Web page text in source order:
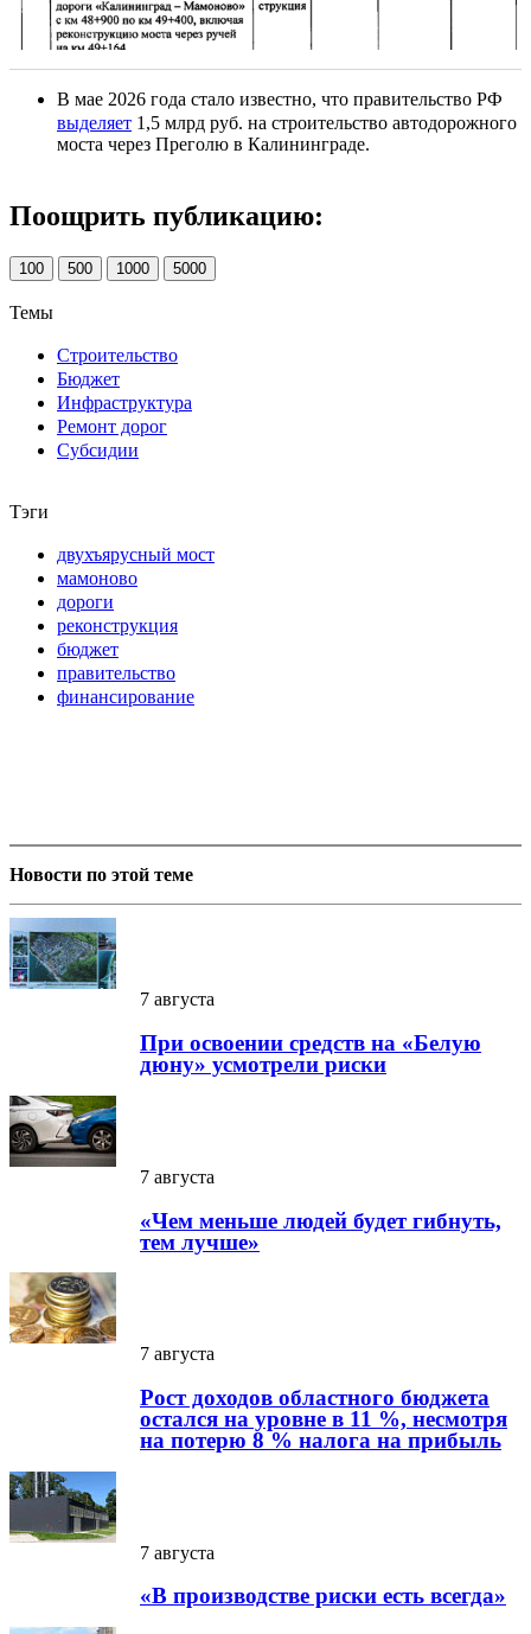
В мае 2026 года стало известно, что правительство РФ
выделяет 1,5 млрд руб. на строительство автодорожного
моста через Преголю в Калининграде.
Поощрить публикацию:
100 500 1000 5000
Темы
Строительство
Бюджет
Инфраструктура
Ремонт дорог
Субсидии
Тэги
двухъярусный мост
мамоново
дороги
реконструкция
бюджет
правительство
финансирование
Новости по этой теме
7 августа
При освоении средств на «Белую
дюну» усмотрели риски
7 августа
«Чем меньше людей будет гибнуть,
тем лучше»
7 августа
Рост доходов областного бюджета
остался на уровне в 11 %, несмотря
на потерю 8 % налога на прибыль
7 августа
«В производстве риски есть всегда»